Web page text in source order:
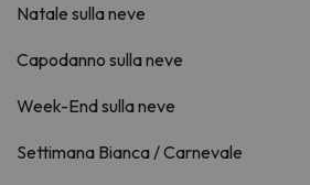
Natale sulla neve
Capodanno sulla neve
Week-End sulla neve
Settimana Bianca / Carnevale